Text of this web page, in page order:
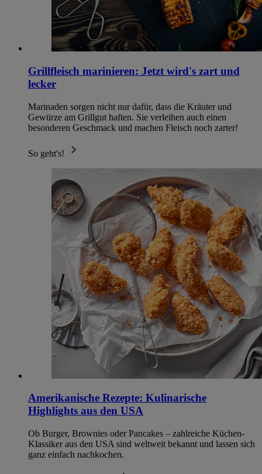
Grillfleisch marinieren: Jetzt wird's zart und
lecker
Marinaden sorgen nicht nur dafür, dass die Kräuter und
Gewürze am Grillgut haften. Sie verleihen auch einen
besonderen Geschmack und machen Fleisch noch zarter!
So geht's!
Amerikanische Rezepte: Kulinarische
Highlights aus den USA
Ob Burger, Brownies oder Pancakes – zahlreiche Küchen-
Klassiker aus den USA sind weltweit bekannt und lassen sich
ganz einfach nachkochen.